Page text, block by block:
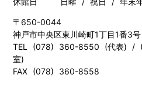
〒650-0044
神戸市中央区東川崎町1丁目1番3
TEL (078) 360-8550 (代表) /
室)
FAX (078) 360-8558